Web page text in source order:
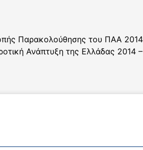
Παρακολούθησης του ΠΑΑ
Ανάπτυξη της Ελλάδας 2014